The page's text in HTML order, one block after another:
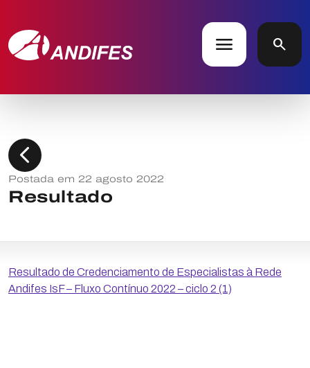
menu search
chevron_left
Postada em 22 agosto 2022
Resultado
Resultado de Credenciamento de Especialistas à Rede
Andifes IsF – Fluxo Contínuo 2022 – ciclo 2 (1)